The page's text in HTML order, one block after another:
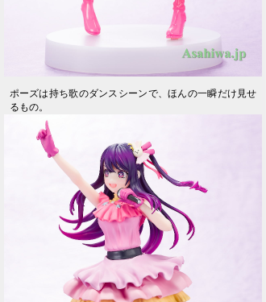
ポーズは持ち歌のダンスシーンで、ほんの一瞬だけ見せ
るもの。